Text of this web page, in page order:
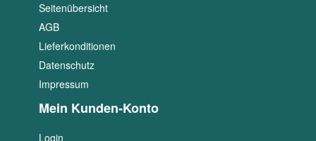
Seitenübersicht
AGB
Lieferkonditionen
Datenschutz
Impressum
Mein Kunden-Konto
Login